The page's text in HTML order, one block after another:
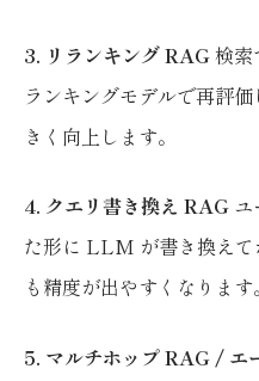
3. リランキング RAG検索
ランキングモデルで再評
きく向上します。
4. クエリ書き換え RAG ユ
た形に LLM が書き換え
も精度が出やすくなります。
5. マルチホップ RAG / エ